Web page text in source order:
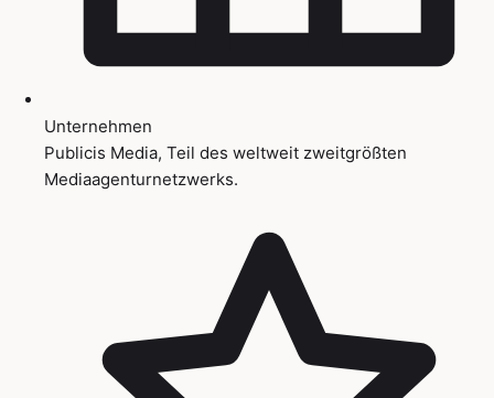
Unternehmen
Publicis Media, Teil des weltweit zweitgrößten
Mediaagenturnetzwerks.